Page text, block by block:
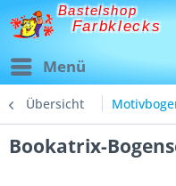
Bastelshop
Farbklecks
Menü
Übersicht
Bookatrix-